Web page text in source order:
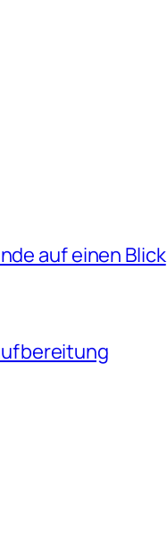
auf einen Blick